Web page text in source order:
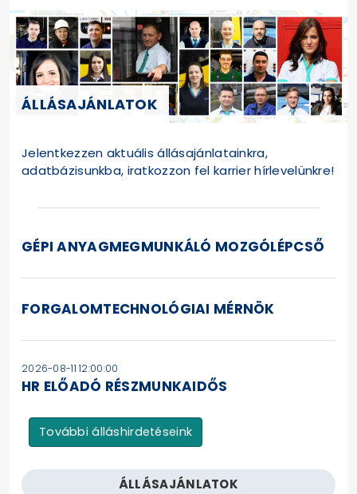
ÁLLÁSAJÁNLATOK
Jelentkezzen aktuális állásajánlatainkra,
adatbázisunkba, iratkozzon fel karrier hírlevelünkre!
GÉPI ANYAGMEGMUNKÁLÓ MOZGÓLÉPCSŐ
FORGALOMTECHNOLÓGIAI MÉRNÖK
2026-08-11 12:00:00
HR ELŐADÓ RÉSZMUNKAIDŐS
További álláshirdetéseink
ÁLLÁSAJÁNLATOK